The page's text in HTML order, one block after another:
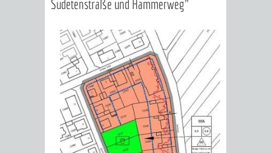
Sudetenstraße und Hammerweg"